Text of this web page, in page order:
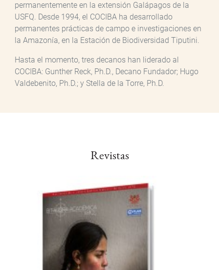
permanentemente en la extensión Galápagos de la
USFQ. Desde 1994, el COCIBA ha desarrollado
permanentes prácticas de campo e investigaciones en
la Amazonía, en la Estación de Biodiversidad Tiputini.
Hasta el momento, tres decanos han liderado al
COCIBA: Gunther Reck, Ph.D., Decano Fundador; Hugo
Valdebenito, Ph.D.; y Stella de la Torre, Ph.D.
Revistas